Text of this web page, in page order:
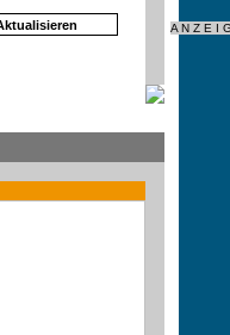
A N Z E I